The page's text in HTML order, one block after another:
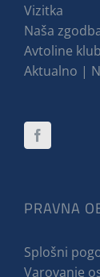
Vizitka
Naša
Avtoline klub
Aktualno |
PRAVNA
Splošni
Varovanje